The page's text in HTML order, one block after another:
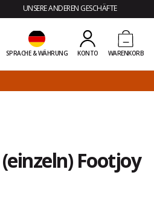
UNSERE ANDEREN GESCHÄFTE
SPRACHE & WÄHRUNG KONTO WARENKORB
Footjoy